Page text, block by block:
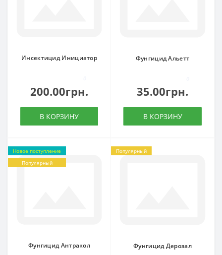
Инсектицид Инициатор
200.00грн.
В КОРЗИНУ
Фунгицид Альетт
35.00грн.
В КОРЗИНУ
Новое поступление
Популярный
Фунгицид Антракол
Популярный
Фунгицид Дерозал